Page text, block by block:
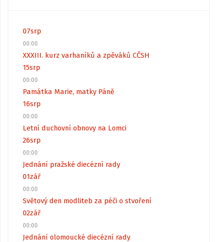
07srp
00:00
XXXIII. kurz varhaníků a zpěváků CČSH
15srp
00:00
Památka Marie, matky Páně
16srp
00:00
Letní duchovní obnovy na Lomci
26srp
00:00
Jednání pražské diecézní rady
01zář
00:00
Světový den modliteb za péči o stvoření
02zář
00:00
Jednání olomoucké diecézní rady